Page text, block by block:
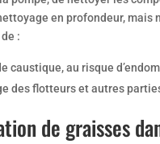
en profondeur, mais
:
caustique, au risque
des flotteurs et autres
de graisses